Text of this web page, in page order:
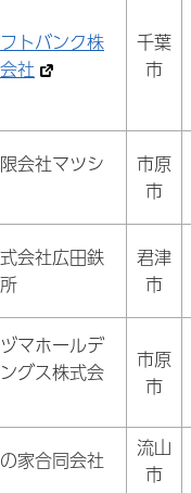
トバンク株
社
千葉
市
会社マツシ
市原
市
会社広田鉄
君津
市
マホールデ
グス株式会
市原
市
家合同会社
流山
市